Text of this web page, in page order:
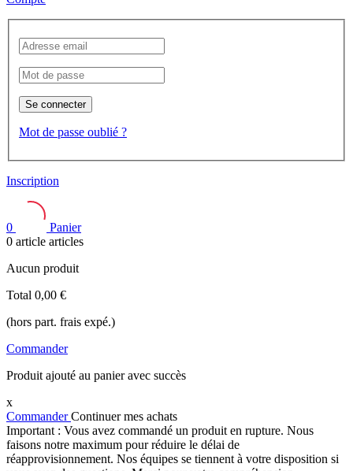
Se connecter
Mot de passe oublié ?
Inscription
0
Panier
0 article articles
Aucun produit
Total 0,00 €
(hors part. frais expé.)
Commander
Produit ajouté au panier avec succès
x
CommanderContinuer mes achats
Important : Vous avez commandé un produit en rupture. Nous
faisons notre maximum pour réduire le délai de
réapprovisionnement. Nos équipes se tiennent à votre disposition si